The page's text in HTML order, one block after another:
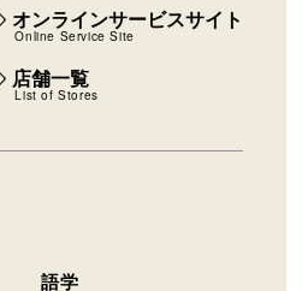
語学
オンラインサービスサイト
Online Service Site
店舗一覧
List of Stores